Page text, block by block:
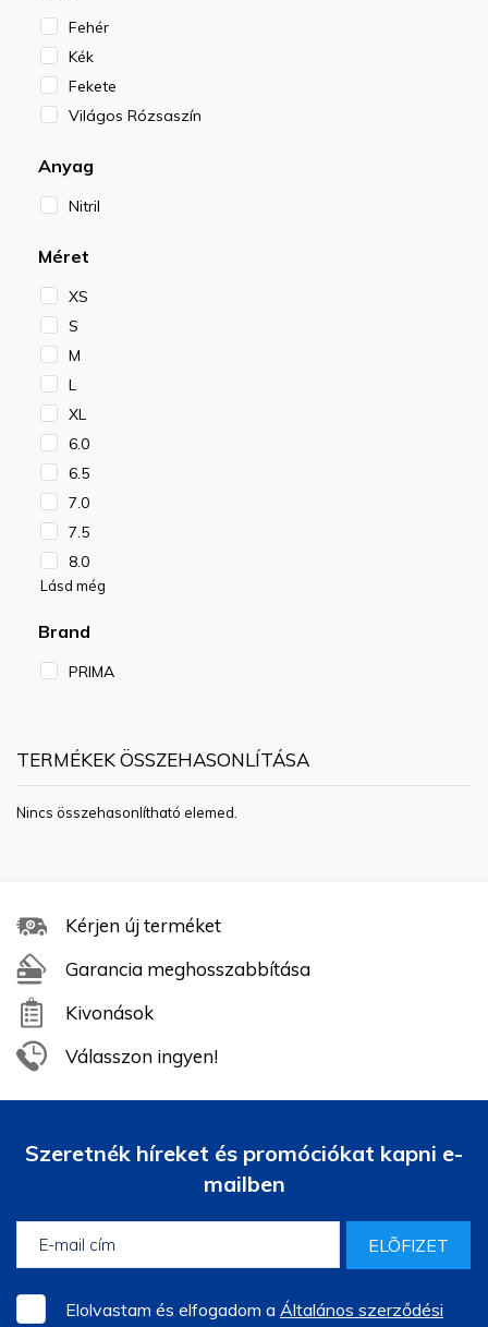
Fehér
Kék
Fekete
Világos Rózsaszín
Anyag
Nitril
Méret
XS
S
M
L
XL
6.0
6.5
7.0
7.5
8.0
Lásd még
Brand
PRIMA
TERMÉKEK ÖSSZEHASONLÍTÁSA
Nincs összehasonlítható elemed.
Kérjen új terméket
Garancia meghosszabbítása
Kivonások
Válasszon ingyen!
Szeretnék híreket és promóciókat kapni e-
mailben
ELÕFIZET
Elolvastam és elfogadom a Általános szerződési